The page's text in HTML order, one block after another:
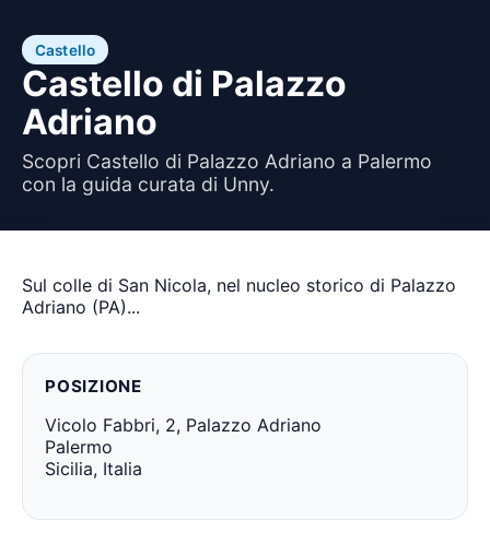
Castello
Castello di Palazzo
Adriano
Scopri Castello di Palazzo Adriano a Palermo
con la guida curata di Unny.
Sul colle di San Nicola, nel nucleo storico di Palazzo
Adriano (PA)...
POSIZIONE
Vicolo Fabbri, 2, Palazzo Adriano
Palermo
Sicilia, Italia